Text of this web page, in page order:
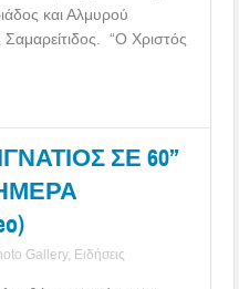
και Αλμυρού
Σαμαρείτιδος. “Ο Χριστός
ΣΕ 60’’
Gallery, Ειδήσεις